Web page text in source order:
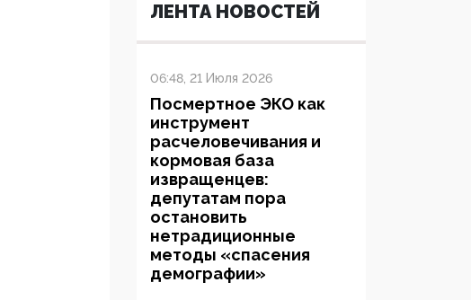
ЛЕНТА НОВОСТЕЙ
06:48, 21 Июля 2026
Посмертное ЭКО как
инструмент
расчеловечивания и
кормовая база
извращенцев:
депутатам пора
остановить
нетрадиционные
методы «спасения
демографии»